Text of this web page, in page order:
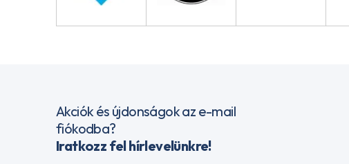
Akciók és újdonságok az e-mail
fiókodba?
Iratkozz fel hírlevelünkre!